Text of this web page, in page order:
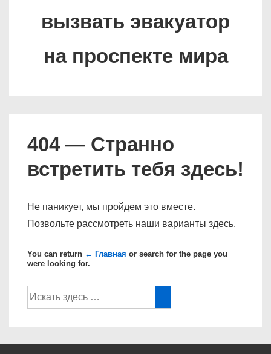
вызвать эвакуатор
на проспекте мира
404 — Странно
встретить тебя здесь!
Не паникует, мы пройдем это вместе.
Позвольте рассмотреть наши варианты здесь.
You can return ← Главная or search for the page you
were looking for.
Поиск
по: